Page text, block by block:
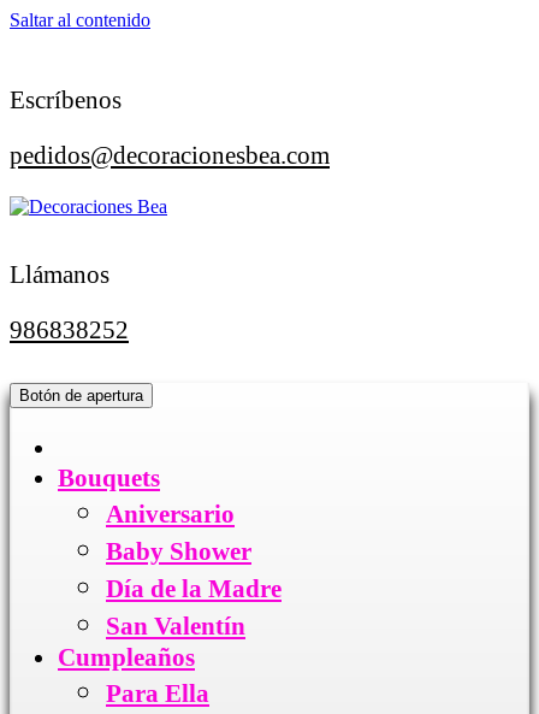
Saltar al contenido
Escríbenos
pedidos@decoracionesbea.com
Llámanos
986838252
Botón de apertura
Bouquets
Aniversario
Baby Shower
Día de la Madre
San Valentín
Cumpleaños
Para Ella